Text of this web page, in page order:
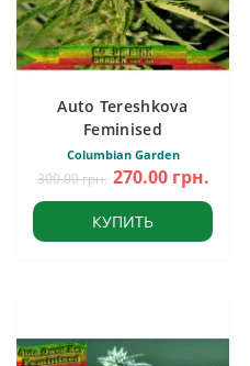
Auto Tereshkova
Feminised
Columbian Garden
300.00 грн. 270.00 грн.
КУПИТЬ